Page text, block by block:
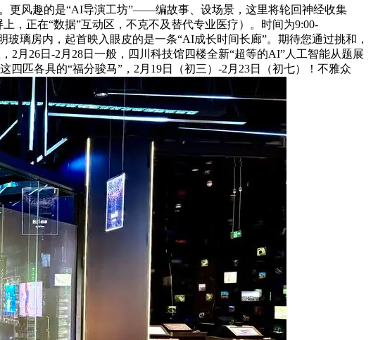
更风趣的是“AI导演工坊”——编故事、设场景，这里将轮回神经收集
，正在“数据”互动区，不克不及替代专业医疗）。时间为9:00-
璃房内，起首映入眼皮的是一条“AI成长时间长廊”。期待您通过挑和，
月26日-2月28日一般，四川科技馆四楼全新“超等的AI”人工智能从题展
匹各具的“福分骏马”，2月19日（初三）-2月23日（初七）！不雅众